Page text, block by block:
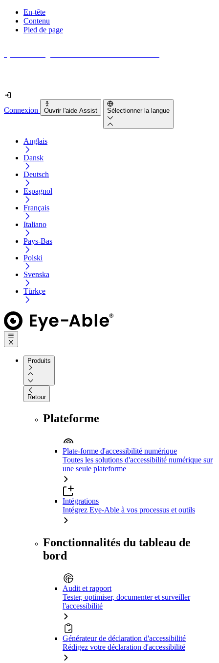
En-tête
Contenu
Pied de page
Connexion Ouvrir l'aide Assist Sélectionner la langue
Anglais
Dansk
Deutsch
Espagnol
Français
Italiano
Pays-Bas
Polski
Svenska
Türkçe
Produits
Retour
Plateforme
Plate-forme d'accessibilité numérique
Toutes les solutions d'accessibilité numérique sur
une seule plateforme
Intégrations
Intégrez Eye-Able à vos processus et outils
Fonctionnalités du tableau de
bord
Audit et rapport
Tester, optimiser, documenter et surveiller
l'accessibilité
Générateur de déclaration d'accessibilité
Rédigez votre déclaration d'accessibilité